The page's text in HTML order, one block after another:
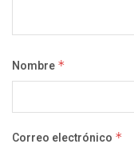
Nombre *
Correo electrónico *